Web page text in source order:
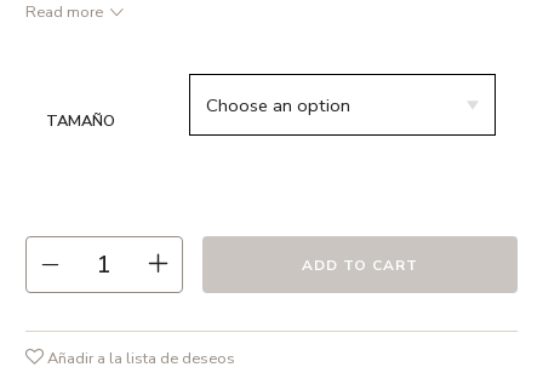
● 55% lino 45% algodón
● Relleno no incluido
● Recomendamos lavado en frío ó a 30º max. , el uso de
detergentes sin fosfatos y en ciclo delicado.
Read more
TAMAÑO
ADD TO CART
Añadir a la lista de deseos